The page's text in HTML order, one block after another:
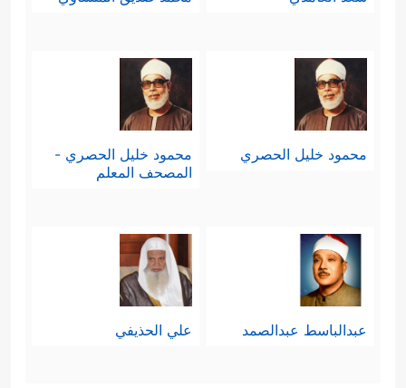
محمود خليل الحصري
محمود خليل الحصري -
المصحف المعلم
عبدالباسط عبدالصمد علي الحذيفي